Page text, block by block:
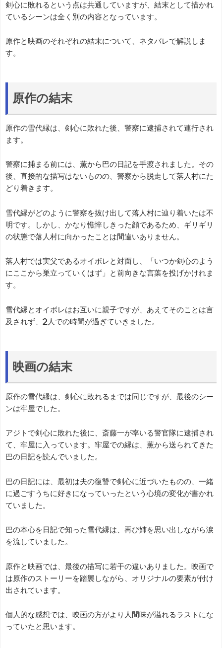
剣心に敗れるという点は共通していますが、結末として描かれ
ているシーンは全く別の内容となっています。
原作と映画のそれぞれの結末について、ネタバレで解説しま
す。
原作の結末
原作の雪代縁は、剣心に敗れた後、警察に逮捕されて連行され
ます。
警察に捕まる前には、薫から巴の日記を手渡されました。その
後、直接的な描写はないものの、警察から脱走して落人村にた
どり着きます。
雪代縁がどのように警察を抜け出して落人村に辿り着いたは不
明です。しかし、かなり憔悴しきった顔であるため、ギリギリ
の状態で落人村に向かったことは間違いありません。
落人村では実父であるオイボレと対面し、「いつか剣心のよう
にここから巣立っていくはず」と前向きな言葉を投げかけれま
す。
雪代縁とオイボレはお互いに親子ですが、あえてそのことは言
及されず、2人での時間が過ぎていきました。
映画の結末
原作の雪代縁は、剣心に敗れるまでは同じですが、最後のシー
ンは牢屋でした。
アジトで剣心に敗れた後に、斎藤一が率いる警官隊に逮捕され
て、牢屋に入っています。牢屋での縁は、薫から送られてきた
巴の日記を読んでいました。
巴の日記には、最初は夫の復讐で剣心に近づいたものの、一緒
に過ごすうちに好きになっていったという心境の変化が書かれ
ていました。
巴の本心を日記で知った雪代縁は、再び姉を思い出しながら涙
を流していました。
原作と映画では、最後の描写に若干の違いありました。映画で
は原作のストーリーを踏襲しながら、オリジナルの要素が付け
出されています。
個人的な感想では、映画の方がより人間味が溢れるラストにな
っていたと思います。